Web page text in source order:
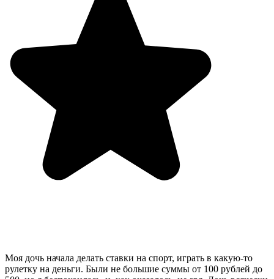
Моя дочь начала делать ставки на спорт, играть в какую-то
рулетку на деньги. Были не большие суммы от 100 рублей до